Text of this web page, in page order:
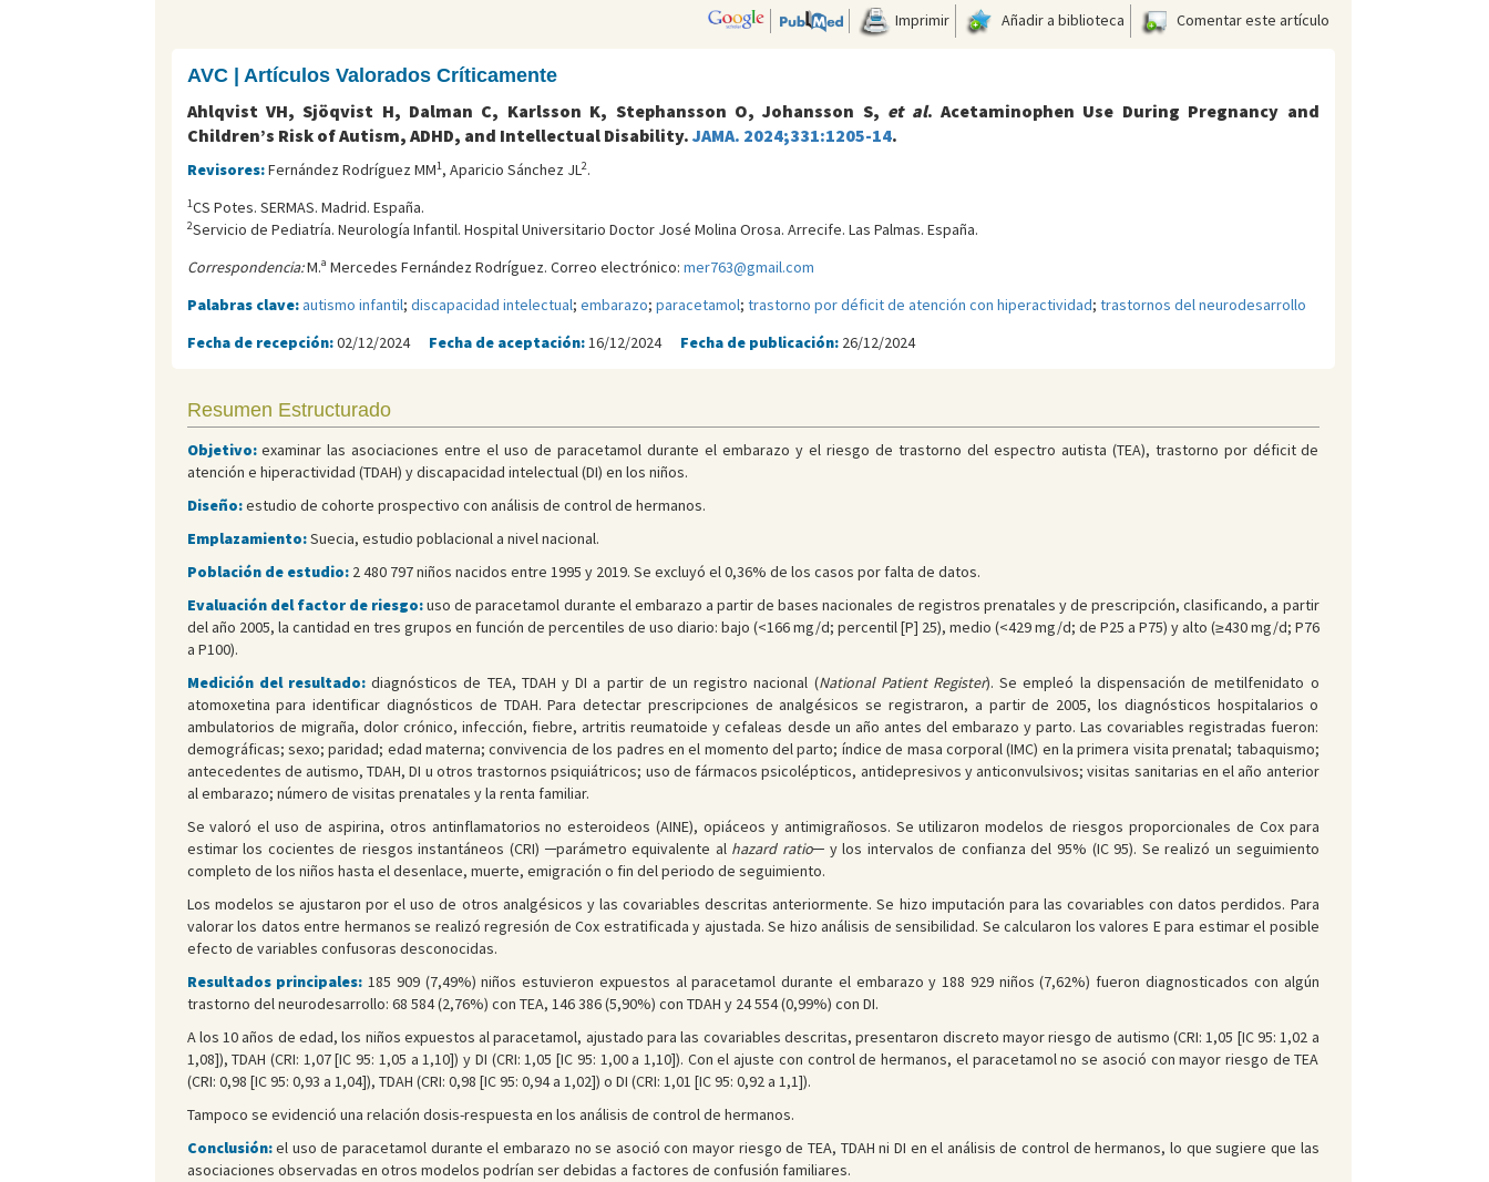
Imprimir Añadir a biblioteca Comentar este artículo
AVC | Artículos Valorados Críticamente
Ahlqvist VH, Sjöqvist H, Dalman C, Karlsson K, Stephansson O, Johansson S, et al. Acetaminophen Use During Pregnancy and
Children’s Risk of Autism, ADHD, and Intellectual Disability. JAMA. 2024;331:1205-14.
Revisores:Fernández Rodríguez MM1, Aparicio Sánchez JL2.
1CS Potes. SERMAS. Madrid. España.
2Servicio de Pediatría. Neurología Infantil. Hospital Universitario Doctor José Molina Orosa. Arrecife. Las Palmas. España.
Correspondencia:M.ª Mercedes Fernández Rodríguez. Correo electrónico: mer763@gmail.com
Palabras clave:autismo infantil; discapacidad intelectual; embarazo; paracetamol; trastorno por déficit de atención con hiperactividad; trastornos del neurodesarrollo
Fecha de recepción:02/12/2024 Fecha de aceptación:16/12/2024 Fecha de publicación: 26/12/2024
Resumen Estructurado
Objetivo:examinar las asociaciones entre el uso de paracetamol durante el embarazo y el riesgo de trastorno del espectro autista (TEA), trastorno por déficit de
atención e hiperactividad (TDAH) y discapacidad intelectual (DI) en los niños.
Diseño:estudio de cohorte prospectivo con análisis de control de hermanos.
Emplazamiento:Suecia, estudio poblacional a nivel nacional.
Población de estudio:2 480 797 niños nacidos entre 1995 y 2019. Se excluyó el 0,36% de los casos por falta de datos.
Evaluación del factor de riesgo:uso de paracetamol durante el embarazo a partir de bases nacionales de registros prenatales y de prescripción, clasificando, a partir
del año 2005, la cantidad en tres grupos en función de percentiles de uso diario: bajo (<166 mg/d; percentil [P] 25), medio (<429 mg/d; de P25 a P75) y alto (≥430 mg/d; P76
a P100).
Medición del resultado:diagnósticos de TEA, TDAH y DI a partir de un registro nacional (National Patient Register). Se empleó la dispensación de metilfenidato o
atomoxetina para identificar diagnósticos de TDAH. Para detectar prescripciones de analgésicos se registraron, a partir de 2005, los diagnósticos hospitalarios o
ambulatorios de migraña, dolor crónico, infección, fiebre, artritis reumatoide y cefaleas desde un año antes del embarazo y parto. Las covariables registradas fueron:
demográficas; sexo; paridad; edad materna; convivencia de los padres en el momento del parto; índice de masa corporal (IMC) en la primera visita prenatal; tabaquismo;
antecedentes de autismo, TDAH, DI u otros trastornos psiquiátricos; uso de fármacos psicolépticos, antidepresivos y anticonvulsivos; visitas sanitarias en el año anterior
al embarazo; número de visitas prenatales y la renta familiar.
Se valoró el uso de aspirina, otros antinflamatorios no esteroideos (AINE), opiáceos y antimigrañosos. Se utilizaron modelos de riesgos proporcionales de Cox para
estimar los cocientes de riesgos instantáneos (CRI) ─parámetro equivalente al hazard ratio─ y los intervalos de confianza del 95% (IC 95). Se realizó un seguimiento
completo de los niños hasta el desenlace, muerte, emigración o fin del periodo de seguimiento.
Los modelos se ajustaron por el uso de otros analgésicos y las covariables descritas anteriormente. Se hizo imputación para las covariables con datos perdidos. Para
valorar los datos entre hermanos se realizó regresión de Cox estratificada y ajustada. Se hizo análisis de sensibilidad. Se calcularon los valores E para estimar el posible
efecto de variables confusoras desconocidas.
Resultados principales: 185 909 (7,49%) niños estuvieron expuestos al paracetamol durante el embarazo y 188 929 niños (7,62%) fueron diagnosticados con algún
trastorno del neurodesarrollo: 68 584 (2,76%) con TEA, 146 386 (5,90%) con TDAH y 24 554 (0,99%) con DI.
A los 10 años de edad, los niños expuestos al paracetamol, ajustado para las covariables descritas, presentaron discreto mayor riesgo de autismo (CRI: 1,05 [IC 95: 1,02 a
1,08]), TDAH (CRI: 1,07 [IC 95: 1,05 a 1,10]) y DI (CRI: 1,05 [IC 95: 1,00 a 1,10]). Con el ajuste con control de hermanos, el paracetamol no se asoció con mayor riesgo de TEA
(CRI: 0,98 [IC 95: 0,93 a 1,04]), TDAH (CRI: 0,98 [IC 95: 0,94 a 1,02]) o DI (CRI: 1,01 [IC 95: 0,92 a 1,1]).
Tampoco se evidenció una relación dosis-respuesta en los análisis de control de hermanos.
Conclusión:el uso de paracetamol durante el embarazo no se asoció con mayor riesgo de TEA, TDAH ni DI en el análisis de control de hermanos, lo que sugiere que las
asociaciones observadas en otros modelos podrían ser debidas a factores de confusión familiares.